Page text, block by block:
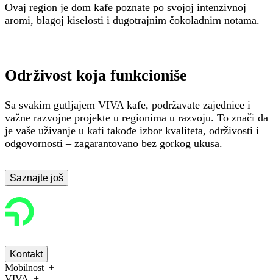
Ovaj region je dom kafe poznate po svojoj intenzivnoj
aromi, blagoj kiselosti i dugotrajnim čokoladnim notama.
Održivost koja funkcioniše
Sa svakim gutljajem VIVA kafe, podržavate zajednice i
važne razvojne projekte u regionima u razvoju. To znači da
je vaše uživanje u kafi takođe izbor kvaliteta, održivosti i
odgovornosti – zagarantovano bez gorkog ukusa.
Saznajte još
Kontakt
Mobilnost